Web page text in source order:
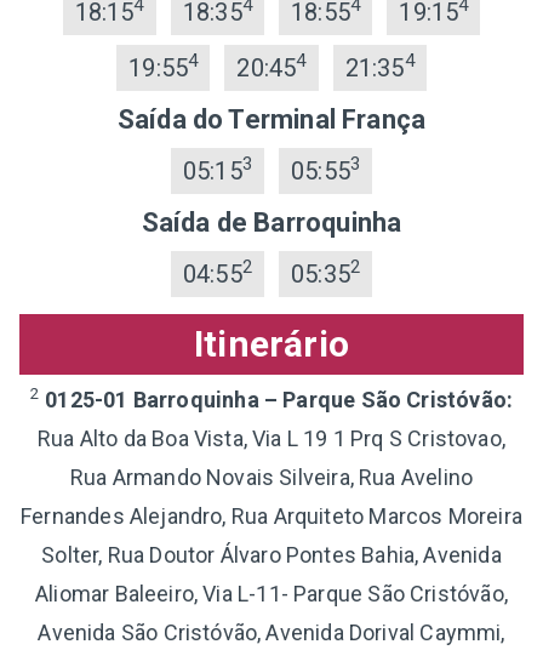
18:154 18:354 18:554 19:154
19:554 20:454 21:354
Saída do Terminal França
05:153 05:553
Saída de Barroquinha
04:552 05:352
Itinerário
2 0125-01 Barroquinha – Parque São Cristóvão:
Rua Alto da Boa Vista, Via L 19 1 Prq S Cristovao,
Rua Armando Novais Silveira, Rua Avelino
Fernandes Alejandro, Rua Arquiteto Marcos Moreira
Solter, Rua Doutor Álvaro Pontes Bahia, Avenida
Aliomar Baleeiro, Via L-11- Parque São Cristóvão,
Avenida São Cristóvão, Avenida Dorival Caymmi,